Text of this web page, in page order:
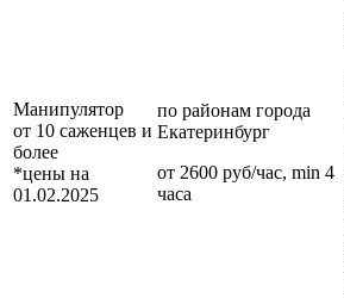
Манипулятор
от 10 саженцев и
более
*цены на
01.02.2025
по районам города
Екатеринбург
от 2600 руб/час, min 4
часа